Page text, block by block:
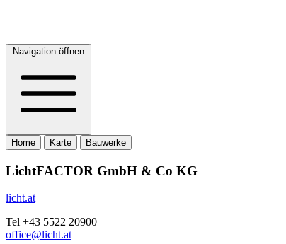
Navigation öffnen
Home Karte Bauwerke
LichtFACTOR GmbH & Co KG
licht.at
Tel +43 5522 20900
office@licht.at